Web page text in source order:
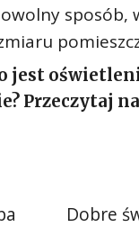
sposób,
jest
Przeczytaj
Dobre